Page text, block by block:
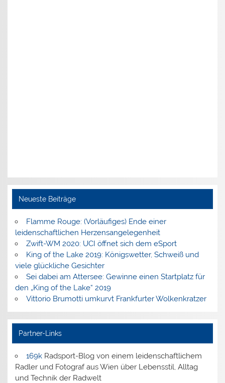
Neueste Beiträge
Flamme Rouge: (Vorläufiges) Ende einer
leidenschaftlichen Herzensangelegenheit
Zwift-WM 2020: UCI öffnet sich dem eSport
King of the Lake 2019: Königswetter, Schweiß und
viele glückliche Gesichter
Sei dabei am Attersee: Gewinne einen Startplatz für
den „King of the Lake“ 2019
Vittorio Brumotti umkurvt Frankfurter Wolkenkratzer
Partner-Links
169kRadsport-Blog von einem leidenschaftlichem
Radler und Fotograf aus Wien über Lebensstil, Alltag
und Technik der Radwelt